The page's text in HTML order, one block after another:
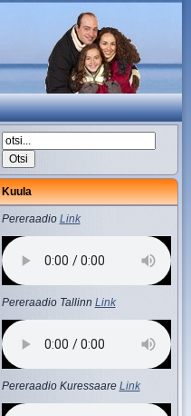
Kuula
Pereraadio Link
Pereraadio Tallinn Link
Pereraadio Kuressaare Link